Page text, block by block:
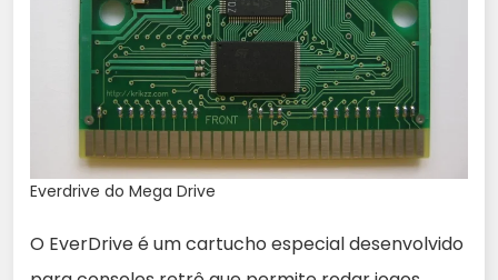
Everdrive do Mega Drive
O EverDrive é um cartucho especial desenvolvido